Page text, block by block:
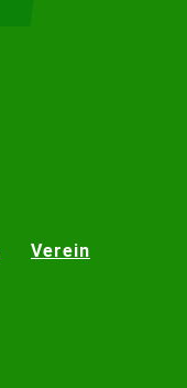
Verein